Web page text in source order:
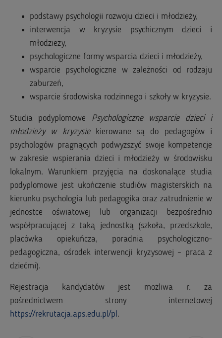
podstawy psychologii rozwoju dzieci i młodzieży,
interwencja w kryzysie psychicznym dzieci i
młodzieży,
psychologiczne formy wsparcia dzieci i młodzieży,
wsparcie psychologiczne w zależności od rodzaju
zaburzeń,
wsparcie środowiska rodzinnego i szkoły w kryzysie.
Studia podyplomowe Psychologiczne wsparcie dzieci i
młodzieży w kryzysiekierowane są do pedagogów i
psychologów pragnących podwyższyć swoje kompetencje
w zakresie wspierania dzieci i młodzieży w środowisku
lokalnym. Warunkiem przyjęcia na doskonalące studia
podyplomowe jest ukończenie studiów magisterskich na
kierunku psychologia lub pedagogika oraz zatrudnienie w
jednostce oświatowej lub organizacji bezpośrednio
współpracującej z taką jednostką (szkoła, przedszkole,
placówka opiekuńcza, poradnia psychologiczno-
pedagogiczna, ośrodek interwencji kryzysowej – praca z
dziećmi).
Rejestracja kandydatów jest możliwa r. za
pośrednictwem strony internetowej
https://rekrutacja.aps.edu.pl/pl.